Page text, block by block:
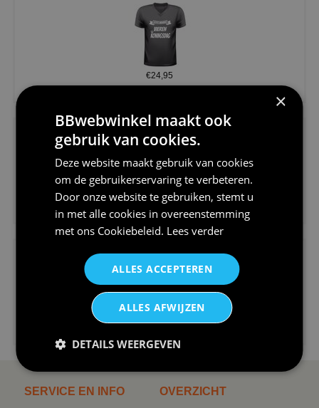
€24,95
€24,95
V-hals shirt rood wit blauw st...
SERVICE EN INFO OVERZICHT
×
BBwebwinkel maakt ook
gebruik van cookies.
Deze website maakt gebruik van cookies
om de gebruikerservaring te verbeteren.
Door onze website te gebruiken, stemt u
in met alle cookies in overeenstemming
met ons Cookiebeleid. Lees verder
ALLES ACCEPTEREN
ALLES AFWIJZEN
DETAILS WEERGEVEN